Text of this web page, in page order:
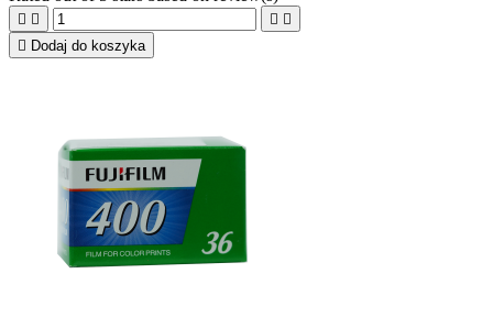
   
 Dodaj do koszyka